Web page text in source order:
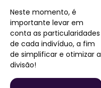
Neste momento, é
importante levar em
conta as particularidades
de cada indivíduo, a fim
de simplificar e otimizar a
divisão!